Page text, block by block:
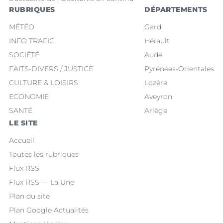
RUBRIQUES
MÉTÉO
INFO TRAFIC
SOCIÉTÉ
FAITS-DIVERS / JUSTICE
CULTURE & LOISIRS
ECONOMIE
SANTÉ
DÉPARTEMENTS
Gard
Hérault
Aude
Pyrénées-Orientales
Lozère
Aveyron
Ariège
LE SITE
Accueil
Toutes les rubriques
Flux RSS
Flux RSS — La Une
Plan du site
Plan Google Actualités